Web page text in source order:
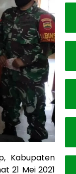
Kabupaten
21 Mei 2021